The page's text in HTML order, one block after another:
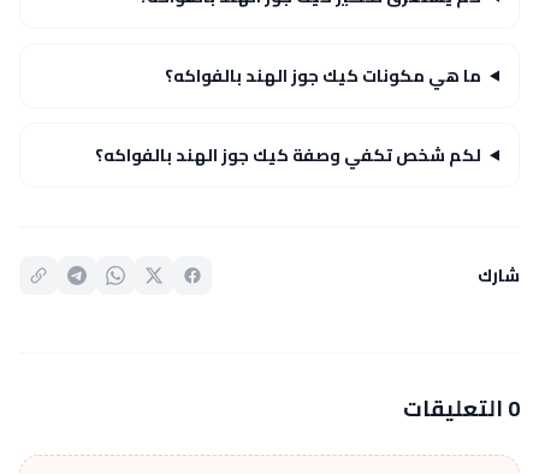
ما هي مكونات كيك جوز الهند بالفواكه؟
لكم شخص تكفي وصفة كيك جوز الهند بالفواكه؟
شارك
0 التعليقات